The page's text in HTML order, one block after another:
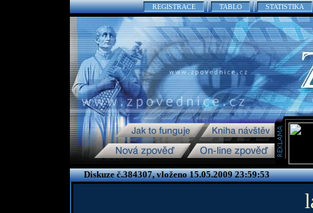
REGISTRACE TABLO STATISTIKA
Diskuze č.384307, vloženo 15.05.2009 23:59:53